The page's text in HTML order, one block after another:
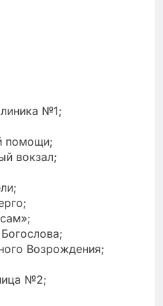
№1;
помощи;
вокзал;
Возрождения;
№2;